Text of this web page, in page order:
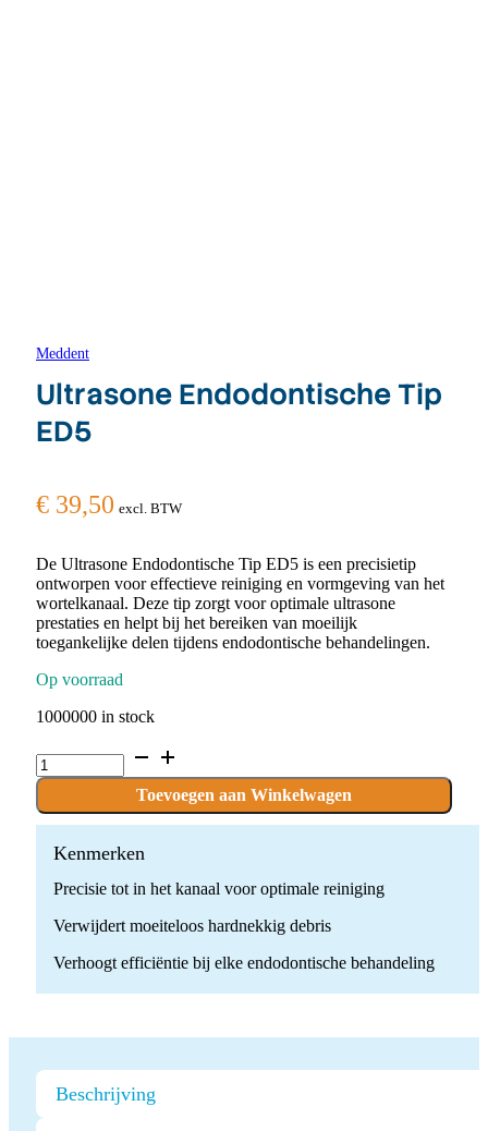
Meddent
Ultrasone Endodontische Tip
ED5
€ 39,50 excl. BTW
De Ultrasone Endodontische Tip ED5 is een precisietip
ontworpen voor effectieve reiniging en vormgeving van het
wortelkanaal. Deze tip zorgt voor optimale ultrasone
prestaties en helpt bij het bereiken van moeilijk
toegankelijke delen tijdens endodontische behandelingen.
Op voorraad
1000000 in stock
Ultrasone
Endodontische
ED5
quantity
Toevoegen aan Winkelwagen
Kenmerken
Precisie tot in het kanaal voor optimale reiniging
Verwijdert moeiteloos hardnekkig debris
Verhoogt efficiëntie bij elke endodontische behandeling
Beschrijving